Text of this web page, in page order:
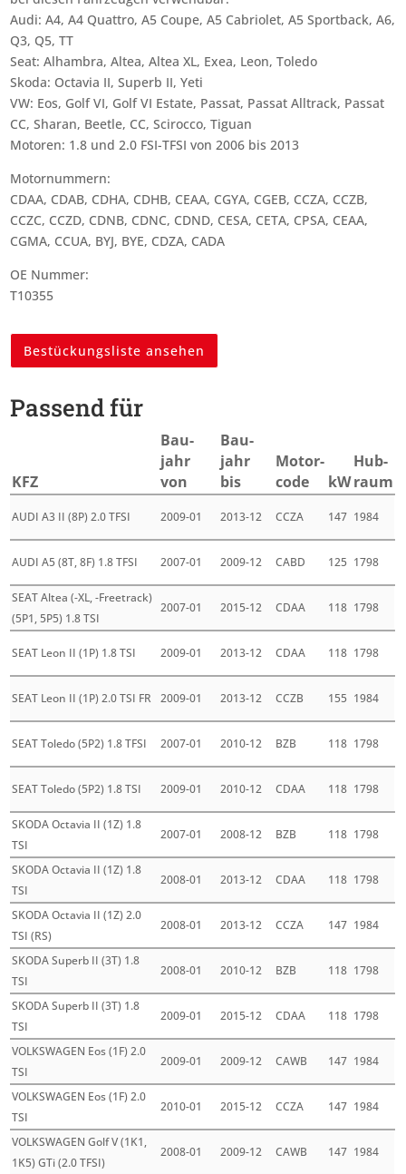
Audi: A4, A4 Quattro, A5 Coupe, A5 Cabriolet, A5 Sportback, A6,
Q3, Q5, TT
Seat: Alhambra, Altea, Altea XL, Exea, Leon, Toledo
Skoda: Octavia II, Superb II, Yeti
VW: Eos, Golf VI, Golf VI Estate, Passat, Passat Alltrack, Passat
CC, Sharan, Beetle, CC, Scirocco, Tiguan
Motoren: 1.8 und 2.0 FSI-TFSI von 2006 bis 2013
Motornummern:
CDAA, CDAB, CDHA, CDHB, CEAA, CGYA, CGEB, CCZA, CCZB,
CCZC, CCZD, CDNB, CDNC, CDND, CESA, CETA, CPSA, CEAA,
CGMA, CCUA, BYJ, BYE, CDZA, CADA
OE Nummer:
T10355
Bestückungsliste ansehen
Passend für
KFZ
Bau­
jahr
von
Bau­
jahr
bis
Motor­
code
kW
Hub­
raum
AUDI A3 II (8P) 2.0 TFSI 2009-01 2013-12 CCZA 147 1984
AUDI A5 (8T, 8F) 1.8 TFSI 2007-01 2009-12 CABD 125 1798
SEAT Altea (-XL, -Freetrack)
(5P1, 5P5) 1.8 TSI
2007-01 2015-12 CDAA 118 1798
SEAT Leon II (1P) 1.8 TSI 2009-01 2013-12 CDAA 118 1798
SEAT Leon II (1P) 2.0 TSI FR 2009-01 2013-12 CCZB 155 1984
SEAT Toledo (5P2) 1.8 TFSI 2007-01 2010-12 BZB 118 1798
SEAT Toledo (5P2) 1.8 TSI 2009-01 2010-12 CDAA 118 1798
SKODA Octavia II (1Z) 1.8
TSI
2007-01 2008-12 BZB 118 1798
SKODA Octavia II (1Z) 1.8
TSI
2008-01 2013-12 CDAA 118 1798
SKODA Octavia II (1Z) 2.0
TSI (RS)
2008-01 2013-12 CCZA 147 1984
SKODA Superb II (3T) 1.8
TSI
2008-01 2010-12 BZB 118 1798
SKODA Superb II (3T) 1.8
TSI
2009-01 2015-12 CDAA 118 1798
VOLKSWAGEN Eos (1F) 2.0
TSI
2009-01 2009-12 CAWB 147 1984
VOLKSWAGEN Eos (1F) 2.0
TSI
2010-01 2015-12 CCZA 147 1984
VOLKSWAGEN Golf V (1K1,
1K5) GTi (2.0 TFSI)
2008-01 2009-12 CAWB 147 1984